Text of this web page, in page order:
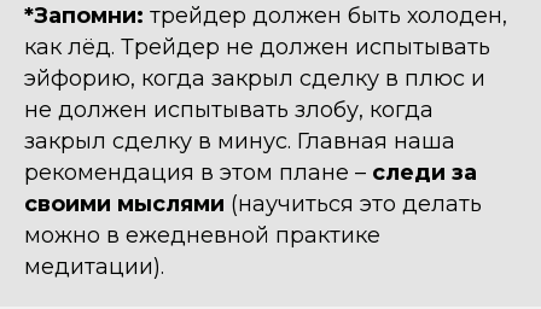
*Запомни: трейдер должен быть холоден,
как лёд. Трейдер не должен испытывать
эйфорию, когда закрыл сделку в плюс и
не должен испытывать злобу, когда
закрыл сделку в минус. Главная наша
рекомендация в этом плане – следи за
своими мыслями (научиться это делать
можно в ежедневной практике
медитации).